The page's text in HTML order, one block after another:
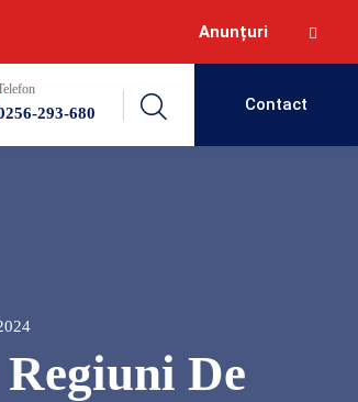
Anunțuri
293-680 Contact
De